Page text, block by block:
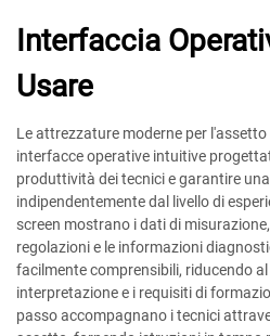
Interfaccia
Usare
Le attrezzature moderne per
interfacce operative intuitive
produttività dei tecnici e garantire
indipendentemente dal livello di
screen mostrano i dati di
regolazioni e le informazioni
facilmente comprensibili, riducendo
interpretazione e i requisiti di
passo accompagnano i tecnici